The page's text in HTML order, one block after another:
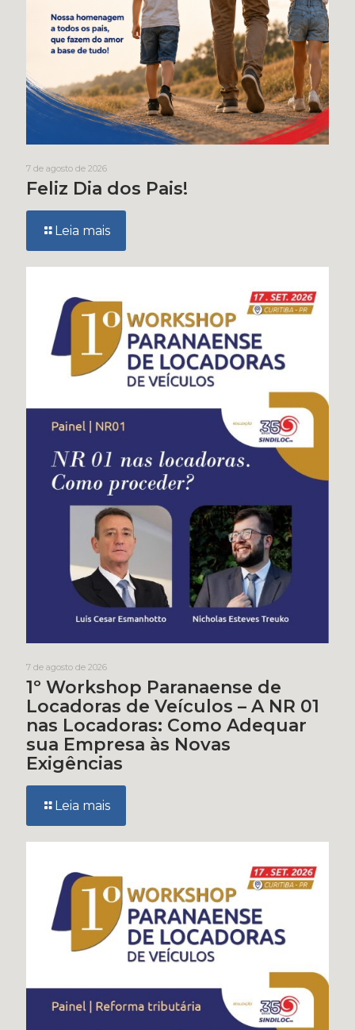
7 de agosto de 2026
Feliz Dia dos Pais!
Leia mais
7 de agosto de 2026
1º Workshop Paranaense de
Locadoras de Veículos – A NR 01
nas Locadoras: Como Adequar
sua Empresa às Novas
Exigências
Leia mais